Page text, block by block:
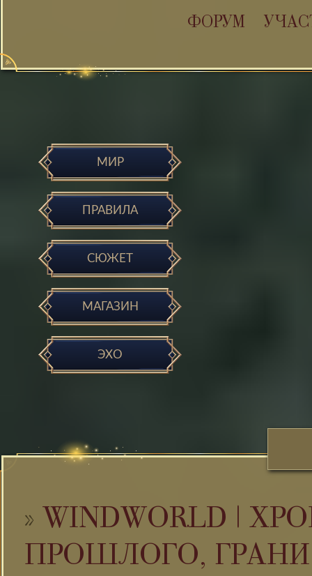
ФОРУМ
МИР
ПРАВИЛА
СЮЖЕТ
МАГАЗИН
ЭХО
» WINDWORLD |
ПРОШЛОГО,